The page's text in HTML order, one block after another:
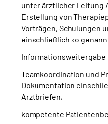
unter ärztlicher Leitung
Erstellung von
Vorträgen, Schulungen
einschließlich so
Informationsweitergabe
Teamkoordination und
Dokumentation
Arztbriefen,
kompetente